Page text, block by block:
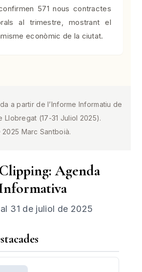
571 nous contractes
al trimestre, mostrant el
econòmic de la ciutat.
a partir de l’Informe Informatiu de
Llobregat (17-31 Juliol 2025).
Marc Santboià.
Agenda
al 31 de juliol de 2025